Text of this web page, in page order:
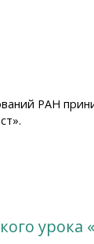
РАН
урока